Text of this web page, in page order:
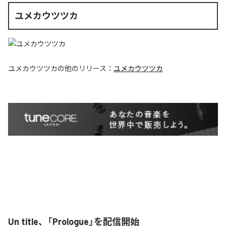
ユメカウツツカ
ユメカウツツカの他のリリース： ユメカウツツカ
Un title、「Prologue」を配信開始